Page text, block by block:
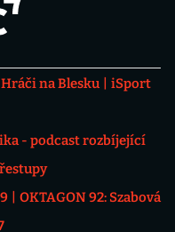
Hráči na Blesku
iSport
- podcast rozbíjející
OKTAGON 92: Szabová